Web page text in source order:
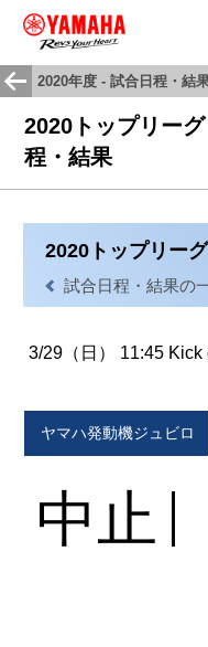
2020年度 - 試合日程・結
2020トップリー
程・結果
2020トップリー
試合日程・結果の
3/29（日） 11:45
ヤマハ発動機ジュビロ
中止